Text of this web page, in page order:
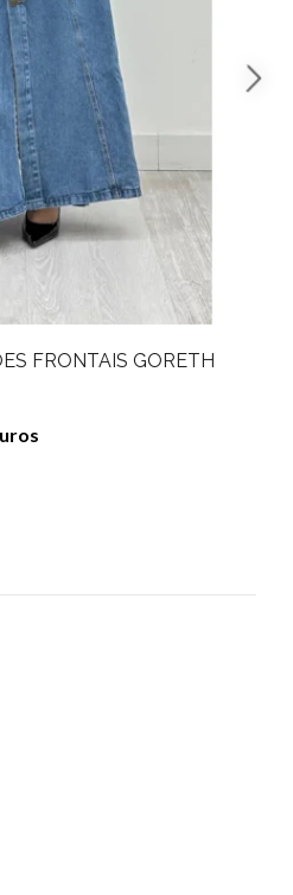
MIDI BOTÕES FRONTAIS
R$ 10,00 sem juros